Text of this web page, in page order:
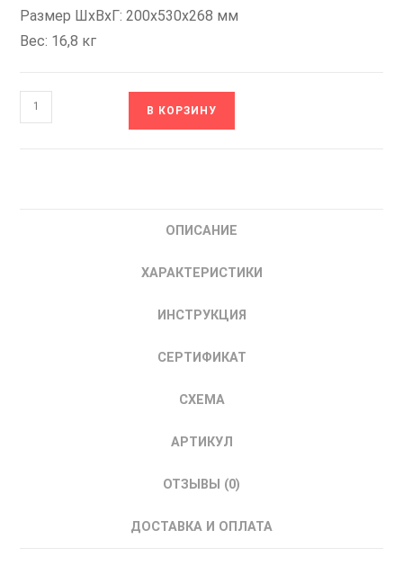
Размер ШхВхГ: 200х530х268 мм
Вес: 16,8 кг
Количество
товара
В КОРЗИНУ
ОПИСАНИЕ
ХАРАКТЕРИСТИКИ
ИНСТРУКЦИЯ
СЕРТИФИКАТ
СХЕМА
АРТИКУЛ
ОТЗЫВЫ (0)
ДОСТАВКА И ОПЛАТА